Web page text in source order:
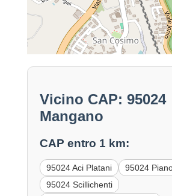
Vicino CAP: 95024
Mangano
CAP entro 1 km:
95024 Aci Platani
95024
95024 Scillichenti